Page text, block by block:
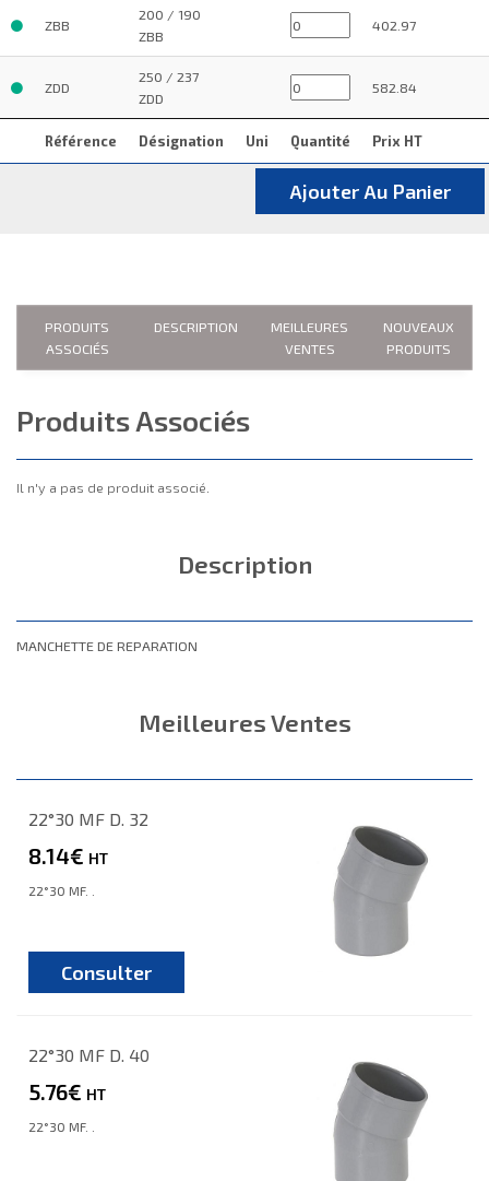
Référence Désignation Uni Quantité Prix HT
ZBB
200 / 190
ZBB
402.97
ZDD
250 / 237
ZDD
582.84
Ajouter Au Panier
PRODUITS
ASSOCIÉS
DESCRIPTION
MEILLEURES
VENTES
NOUVEAUX
PRODUITS
Produits Associés
Il n'y a pas de produit associé.
Description
MANCHETTE DE REPARATION
Meilleures Ventes
22°30 MF D. 32
8.14€ HT
22°30 MF. .
Consulter
22°30 MF D. 40
5.76€ HT
22°30 MF. .